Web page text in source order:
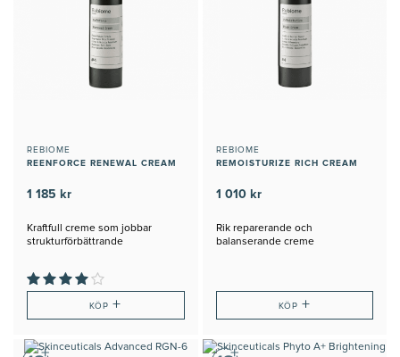
REBIOME
REENFORCE RENEWAL CREAM
1 185 kr
Kraftfull creme som jobbar
strukturförbättrande
KÖP+
REBIOME
REMOISTURIZE RICH CREAM
1 010 kr
Rik reparerande och
balanserande creme
KÖP +